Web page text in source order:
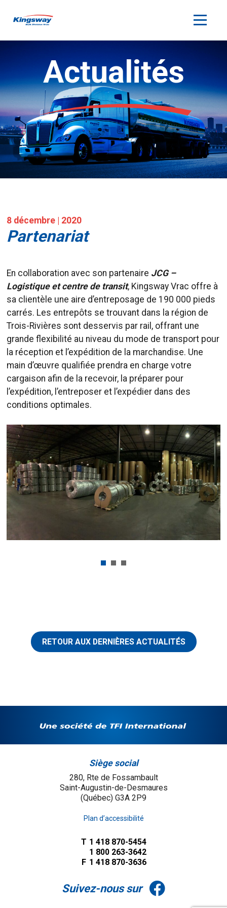
Actualités
8 décembre | 2020
Partenariat
En collaboration avec son partenaire JCG –
Logistique et centre de transit, Kingsway Vrac offre à
sa clientèle une aire d’entreposage de 190 000 pieds
carrés. Les entrepôts se trouvant dans la région de
Trois-Rivières sont desservis par rail, offrant une
grande flexibilité au niveau du mode de transport pour
la réception et l’expédition de la marchandise. Une
main d’œuvre qualifiée prendra en charge votre
cargaison afin de la recevoir, la préparer pour
l’expédition, l’entreposer et l’expédier dans des
conditions optimales.
RETOUR AUX DERNIÈRES ACTUALITÉS
Siège social
280, Rte de Fossambault
Saint-Augustin-de-Desmaures
(Québec) G3A 2P9
Plan d’accessibilité
T 1 418 870-5454
1 800 263-3642
F 1 418 870-3636
Suivez-nous sur